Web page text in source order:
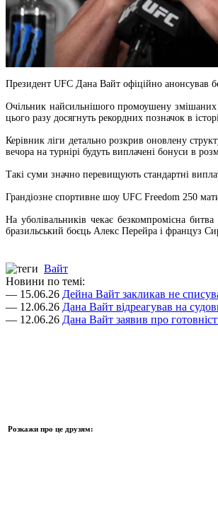
Президент UFC Дана Вайт офіційно анонсував
Очільник найсильнішого промоушену змішаних
цього разу досягнуть рекордних позначок в
Керівник ліги детально розкрив оновлену
вечора на турнірі будуть виплачені бонуси в
Такі суми значно перевищують стандартні
Грандіозне спортивне шоу UFC Freedom 250
На уболівальників чекає безкомпромісна
бразильський боєць Алекс Перейра і француз
Вайт
Новини по темі:
— 15.06.26 Дейна Вайт закликав не
— 12.06.26 Дана Вайт відреагував на
— 12.06.26 Дана Вайт заявив про
Розкажи про це друзям: